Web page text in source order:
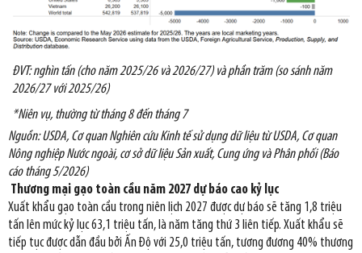
ĐVT: nghìn tấn (cho năm 2025/26 và 2026/27) và phần trăm (so sánh năm
2026/27 với 2025/26)
*Niên vụ, thường từ tháng 8 đến tháng 7
Nguồn: USDA, Cơ quan Nghiên cứu Kinh tế sử dụng dữ liệu từ USDA, Cơ quan
Nông nghiệp Nước ngoài, cơ sở dữ liệu Sản xuất, Cung ứng và Phân phối (Báo
cáo tháng 5/2026)
Thương mại gạo toàn cầu năm 2027 dự báo cao kỷ lục
Xuất khẩu gạo toàn cầu trong niên lịch 2027 được dự báo sẽ tăng 1,8 triệu
tấn lên mức kỷ lục 63,1 triệu tấn, là năm tăng thứ 3 liên tiếp. Xuất khẩu sẽ
tiếp tục được dẫn đầu bởi Ấn Độ với 25,0 triệu tấn, tương đương 40% thương